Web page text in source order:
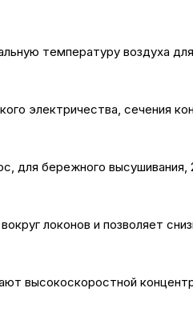
температуру воздуха
электричества, сечения
для бережного
локонов и позволяет
высокоскоростной